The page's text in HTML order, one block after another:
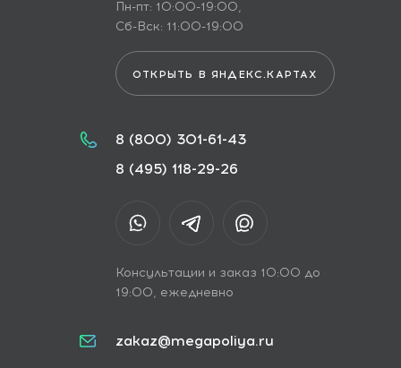
Пн-пт: 10:00-19:00,
Сб-Вск: 11:00-19:00
ОТКРЫТЬ В ЯНДЕКС.КАРТАХ
8 (800) 301-61-43
8 (495) 118-29-26
Консультации и заказ 10:00 до
19:00, ежедневно
zakaz@megapoliya.ru